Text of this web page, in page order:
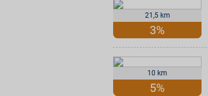
21,5 km
3%
10 km
5%